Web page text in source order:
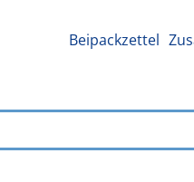
Beipackzettel